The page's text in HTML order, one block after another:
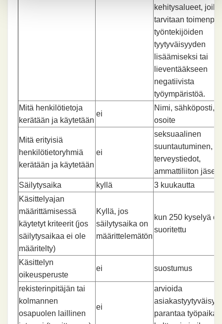
kehitysalueet, joilla
tarvitaan
työntekijöiden
tyytyväisyyden
lisäämiseksi tai
lieventääkseen
negatiivista
työympäristöä.
Mitä henkilötietoja
kerätään ja käytetään
ei
Nimi, sähköposti,
osoite
Mitä erityisiä
henkilötietoryhmiä
kerätään ja käytetään
ei
seksuaalinen
suuntautuminen,
terveystiedot,
ammattiliiton
Säilytysaika
kyllä
3 kuukautta
Käsittelyajan
määrittämisessä
käytetyt kriteerit (jos
säilytysaikaa ei ole
määritelty)
Kyllä, jos
säilytysaika on
määrittelemätön
kun 250 kyselyä on
suoritettu
Käsittelyn
oikeusperuste
ei suostumus
rekisterinpitäjän tai
kolmannen
osapuolen laillinen
ei
arvioida
parantaa työpaikan